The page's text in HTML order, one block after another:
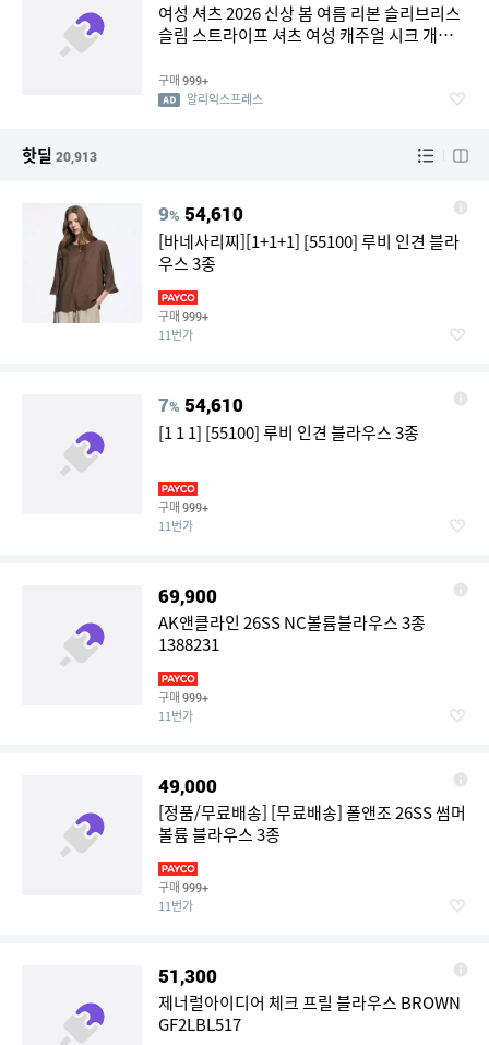
여성 셔츠 2026 신상 봄 여름 리본 슬리브리스
슬림 스트라이프 셔츠 여성 캐주얼 시크 개성
구매 999+
알리익스프레스
핫딜 20,913
9% 54,610
[바네사리찌][1+1+1] [55100] 루비 인견 블라
우스 3종
구매 999+
11번가
7% 54,610
[1 1 1] [55100] 루비 인견 블라우스 3종
구매 999+
11번가
69,900
AK앤클라인 26SS NC볼륨블라우스 3종
1388231
구매 999+
11번가
49,000
[정품/무료배송] [무료배송] 폴앤조 26SS 썸머
볼륨 블라우스 3종
구매 999+
11번가
51,300
제너럴아이디어 체크 프릴 블라우스 BROWN
GF2LBL517